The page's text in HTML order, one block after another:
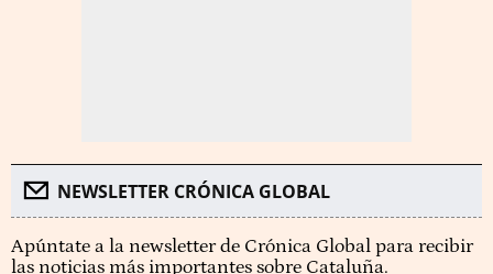
NEWSLETTER CRÓNICA GLOBAL
Apúntate a la newsletter de Crónica Global para recibir
las noticias más importantes sobre Cataluña.